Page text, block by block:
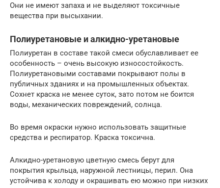
Они не имеют запаха и не выделяют токсичные
вещества при высыхании.
Полиуретановые и алкидно-уретановые
Полиуретан в составе такой смеси обуславливает ее
особенность – очень высокую износостойкость.
Полиуретановыми составами покрывают полы в
публичных зданиях и на промышленных объектах.
Сохнет краска не менее суток, зато потом не боится
воды, механических повреждений, солнца.
Во время окраски нужно использовать защитные
средства и респиратор. Краска токсична.
Алкидно-уретановую цветную смесь берут для
покрытия крыльца, наружной лестницы, перил. Она
устойчива к холоду и окрашивать ею можно при низких